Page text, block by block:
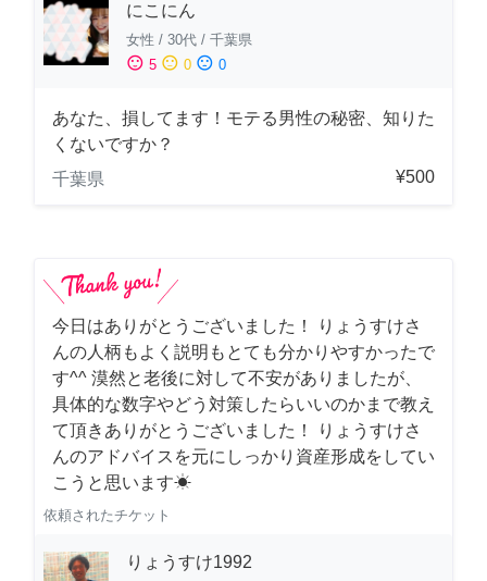
にこにん
女性 / 30代 / 千葉県
sentiment_satisfied 5 sentiment_neutral 0 sentiment_dissatisfied 0
あなた、損してます！モテる男性の秘密、知りた
くないですか？
千葉県
¥500
今日はありがとうございました！ りょうすけさ
んの人柄もよく説明もとても分かりやすかったで
す^^ 漠然と老後に対して不安がありましたが、
具体的な数字やどう対策したらいいのかまで教え
て頂きありがとうございました！ りょうすけさ
んのアドバイスを元にしっかり資産形成をしてい
こうと思います☀︎
依頼されたチケット
りょうすけ1992